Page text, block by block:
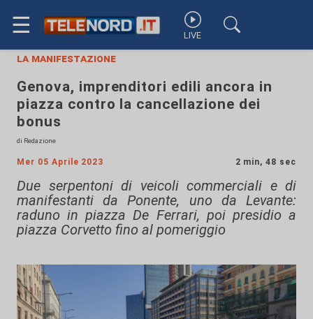
☰ LIVE
la manifestazione
Genova, imprenditori edili ancora in
piazza contro la cancellazione dei
bonus
di Redazione
Mer 05 Aprile 2023 2 min, 48 sec
Due serpentoni di veicoli commerciali e di
manifestanti da Ponente, uno da Levante:
raduno in piazza De Ferrari, poi presidio a
piazza Corvetto fino al pomeriggio